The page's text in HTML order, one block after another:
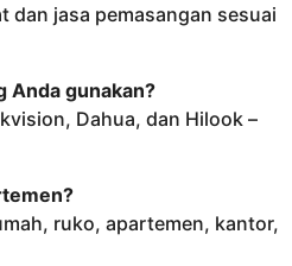
dan jasa pemasangan sesuai
Anda gunakan?
Dahua, dan Hilook –
ruko, apartemen, kantor,